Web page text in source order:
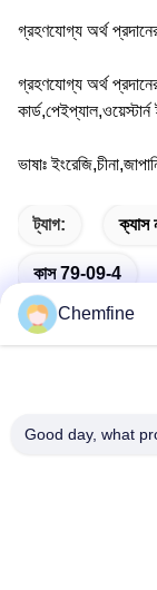
গ্রহণযোগ্য অর্থ
গ্রহণযোগ্য অর্থ
ভাষাঃ
ট্যাগ: ক্যাস
কাস 79-09-4
Chemfine
Good day, what